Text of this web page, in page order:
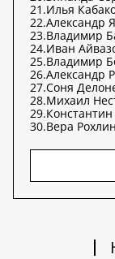
21.Илья
22.Александр
23.Владимир
24.Иван
25.Владимир
26.Александр
27.Соня
28.Михаил
29.
30.Вера